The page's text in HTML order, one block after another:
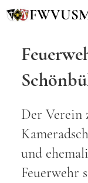
Der Verein
und
Feuerwehr